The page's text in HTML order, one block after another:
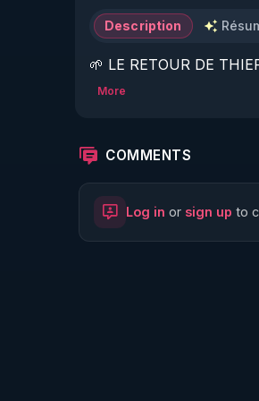
Description
🌱 LE RETOUR DE
🌱 LE MAGAZINE
http://rgnr.li/ymag
More
COMMENTS
Log in or sign up to